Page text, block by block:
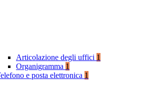
Articolazione degli uffici 1
Organigramma 1
e posta elettronica 1